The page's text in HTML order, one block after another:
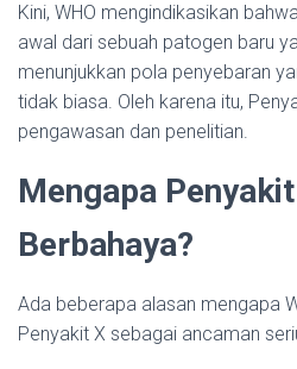
Kini, WHO mengindikasikan
awal dari sebuah patogen baru
menunjukkan pola penyebaran
tidak biasa. Oleh karena itu,
pengawasan dan penelitian.
Mengapa
Berbahaya?
Ada beberapa alasan mengapa
Penyakit X sebagai ancaman